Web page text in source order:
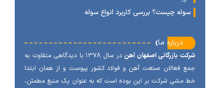
چیست؟ بررسی کاربرد انواع سوله
درباره ما
بازرگانی اصفهان آهن
در سال ۱۳۷۸ با دیدگاهی متفاوت به
فعالان صنعت آهن و فولاد کشور پیوست و از همان ابتدا
مشی شرکت بر این بوده است که به عنوان یک منبع مطمئن،